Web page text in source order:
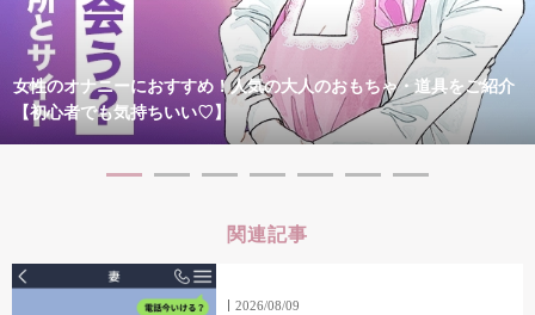
女性のオナニーにおすすめ！人気の大人のおもちゃ・道具をご紹介
【初心者でも気持ちいい♡】
関連記事
2026/08/09